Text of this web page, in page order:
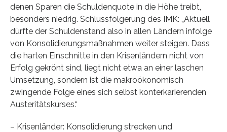
denen Sparen die Schuldenquote in die Höhe treibt,
besonders niedrig. Schlussfolgerung des IMK: „Aktuell
dürfte der Schuldenstand also in allen Ländern infolge
von Konsolidierungsmaßnahmen weiter steigen. Dass
die harten Einschnitte in den Krisenländern nicht von
Erfolg gekrönt sind, liegt nicht etwa an einer laschen
Umsetzung, sondern ist die makroökonomisch
zwingende Folge eines sich selbst konterkarierenden
Austeritätskurses.“
– Krisenländer: Konsolidierung strecken und